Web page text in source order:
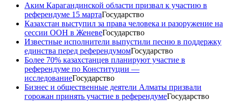
Аким Карагандинской области призвал к участию в
референдуме 15 мартаГосударство
Казахстан выступил за права человека и разоружение на
сессии ООН в ЖеневеГосударство
Известные исполнители выпустили песню в поддержку
единства перед референдумомГосударство
Более 70% казахстанцев планируют участие в
референдуме по Конституции —
исследованиеГосударство
Бизнес и общественные деятели Алматы призвали
горожан принять участие в референдумеГосударство